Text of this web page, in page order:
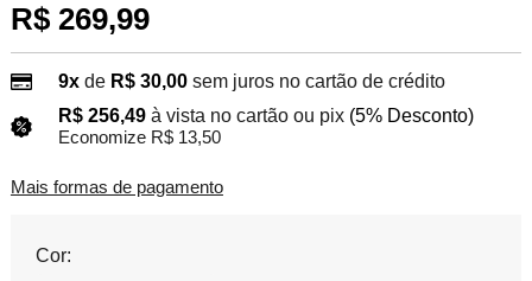
R$ 269,99
9xde R$ 30,00 sem juros no cartão de crédito
R$ 256,49 à vista no cartão ou pix (5% Desconto)
Economize R$ 13,50
Mais formas de pagamento
Cor: